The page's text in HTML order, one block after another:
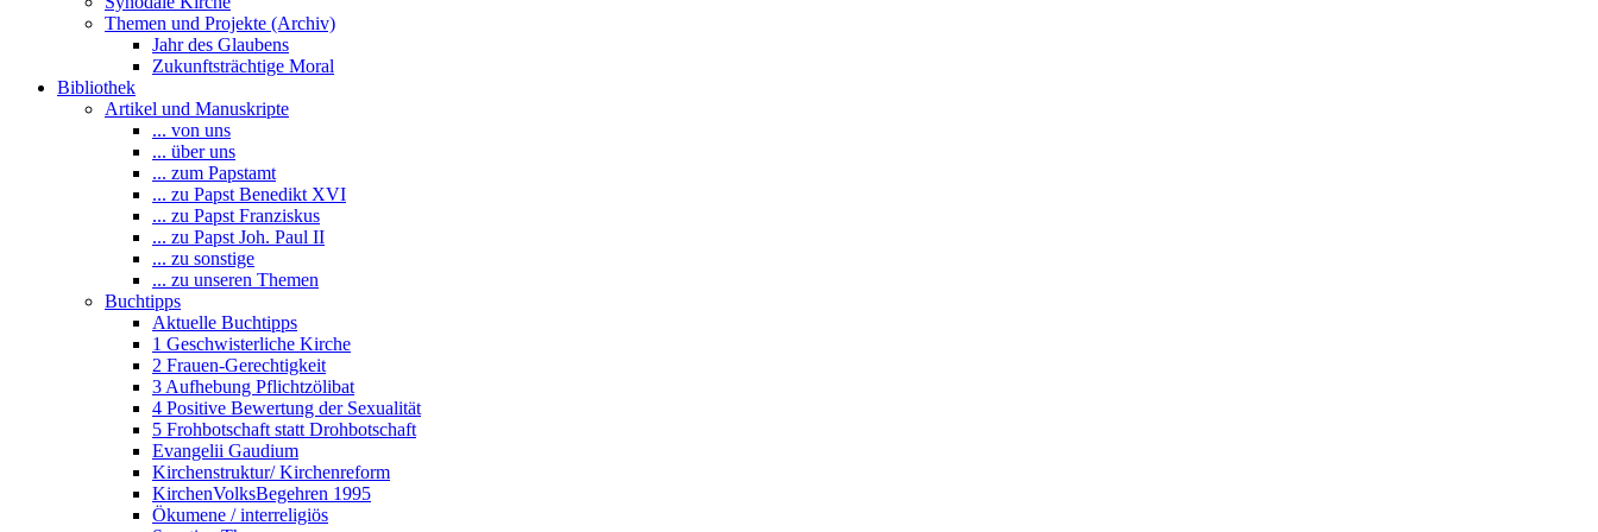
Themen und Projekte (Archiv)
Jahr des Glaubens
Zukunftsträchtige Moral
Bibliothek
Artikel und Manuskripte
... von uns
... über uns
... zum Papstamt
... zu Papst Benedikt XVI
... zu Papst Franziskus
... zu Papst Joh. Paul II
... zu sonstige
... zu unseren Themen
Buchtipps
Aktuelle Buchtipps
1 Geschwisterliche Kirche
2 Frauen-Gerechtigkeit
3 Aufhebung Pflichtzölibat
4 Positive Bewertung der Sexualität
5 Frohbotschaft statt Drohbotschaft
Evangelii Gaudium
Kirchenstruktur/ Kirchenreform
KirchenVolksBegehren 1995
Ökumene / interreligiös